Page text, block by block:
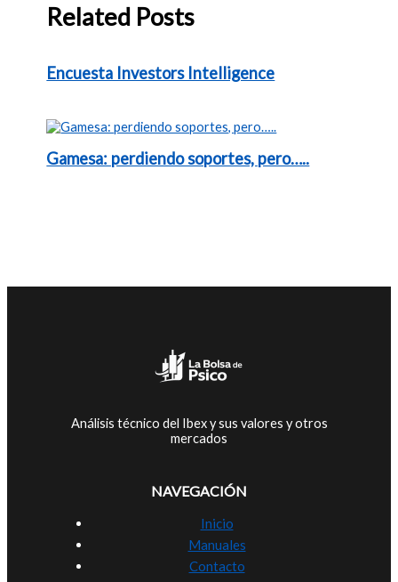
Related Posts
Encuesta Investors Intelligence
Gamesa: perdiendo soportes, pero…..
Análisis técnico del Ibex y sus valores y otros
mercados
NAVEGACIÓN
Inicio
Manuales
Contacto